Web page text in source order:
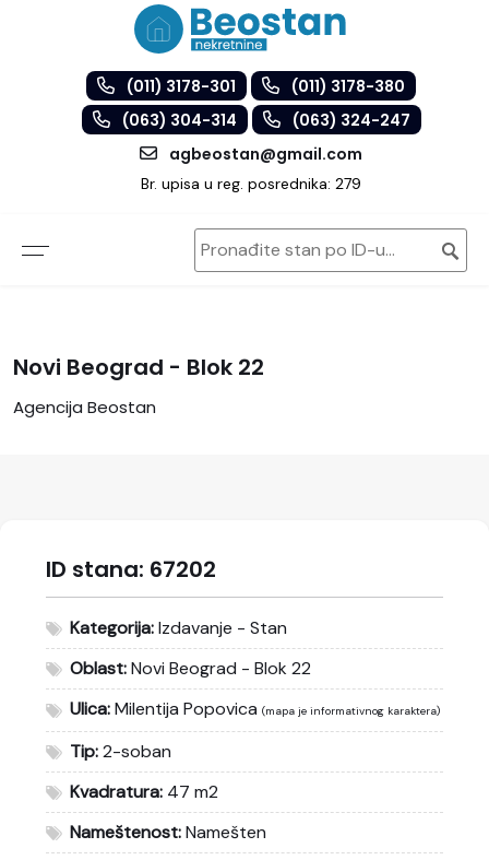
(011) 3178-301
(011) 3178-380
(063) 304-314
(063) 324-247
agbeostan@gmail.com
Br. upisa u reg. posrednika: 279
Novi Beograd - Blok 22
Agencija Beostan
ID stana: 67202
Kategorija:Izdavanje - Stan
Oblast:Novi Beograd - Blok 22
Ulica:Milentija Popovica (mapa je informativnog karaktera)
Tip:2-soban
Kvadratura: 47 m2
Nameštenost:Namešten